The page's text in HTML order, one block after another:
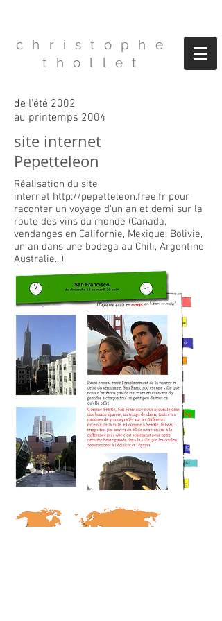
christophe
thollet
Réalisation du site
internet http://pepetteleon.free.fr pour
raconter un voyage d'un an et demi sur la
route des vins du monde (Canada,
vendanges en Californie, Mexique, Bolivie,
un an dans une bodega au Chili, Argentine,
Australie...)
site internet
Pepetteleon
de l'été 2002
au printemps 2004